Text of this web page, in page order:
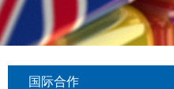
国际合作